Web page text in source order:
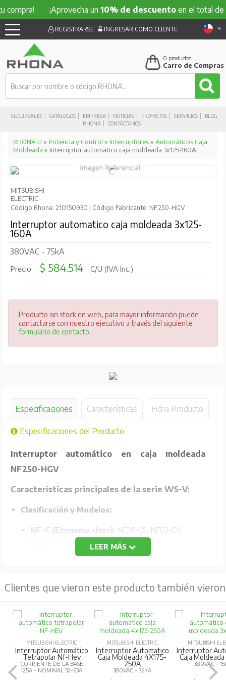
¡Aprovecha un10% de descuentoen el total de tu
SUCURSALES CATÁLOGOS EMPRESA NOTICIAS PROYECTOS SERVICIOS
BLOG
RHONA
CONTÁCTANOS
REGISTRARSE INGRESAR COMO CLIENTE
0 productos
Carro de Compras
RHONA.cl » Potencia y Control » Interruptores» Automáticos Caja
Moldeada » Interruptor automatico caja moldeada 3x125-160A
MITSUBISHI
ELECTRIC
Código Rhona: 210150930 | Código Fabricante: NF250-HGV
Interruptor automatico caja moldeada 3x125-
160A
380VAC - 75kA
Precio: $ 584.514 C/U (IVA Inc.)
Producto sin stock en web, para mayor información puede
contactarse con nuestro ejecutivo a través del siguiente
formulario de contacto.
Especificaciones Características Ficha Producto
Especificaciones del Producto
Interruptor automático en caja moldeada
NF250-HGV
Características principales de la serie WS-V:
Clasificación y Modelos:
NF-C (Economy class): NF30-CS, NF63-CV,
NF-H/L/R (High-performance class):NF63-HV,
Tecnología de ruptura mejorada:Utiliza la
tecnología "Expanded ISTAC" para mejorar la capacidad
de ruptura y limitación de corriente.
Compacto y estandarizado:Diseño compacto con
LEER MÁS
Clientes que vieron este producto también vieron
MITSUBISHI ELECTRIC
Interruptor Automático
Tetrapolar Nf-Hev
CORRIENTE DE LA BASE
125A - NOMINAL 32-63A
MITSUBISHI ELECTRIC
Interruptor Automatico
Caja Moldeada 4X175-
250A
380VAC - 36KA
MITSUBISHI
Interruptor
Caja
380VAC -